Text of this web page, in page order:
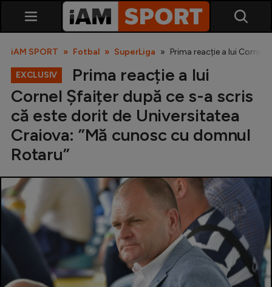
Liga 2
Cupa României
Echipa Națională
U21
Fotbal feminin
iAM SPORT Fotbal SuperLiga Prima reacție a lui Cornel
EXCLUSIV
Prima reacție a lui
Cornel Șfaițer după ce s-a scris
că este dorit de Universitatea
Craiova: ”Mă cunosc cu domnul
Rotaru”